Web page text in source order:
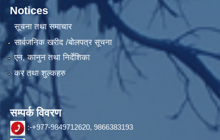
Notices
सूचना तथा समाचार
सार्वजनिक खरीद /बोलपत्र सूचना
एन, कानुन तथा निर्देशिका
कर तथा शुल्कहरु
सम्पर्क विवरण
:-+977-9849712620, 9866383193